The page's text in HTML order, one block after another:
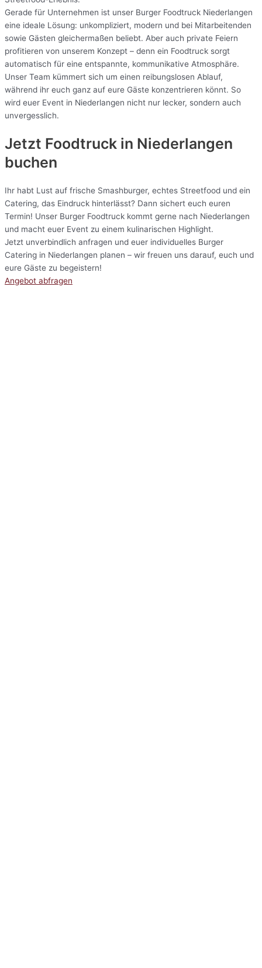
Gerade für Unternehmen ist unser Burger Foodtruck Niederlangen
eine ideale Lösung: unkompliziert, modern und bei Mitarbeitenden
sowie Gästen gleichermaßen beliebt. Aber auch private Feiern
profitieren von unserem Konzept – denn ein Foodtruck sorgt
automatisch für eine entspannte, kommunikative Atmosphäre.
Unser Team kümmert sich um einen reibungslosen Ablauf,
während ihr euch ganz auf eure Gäste konzentrieren könnt. So
wird euer Event in Niederlangen nicht nur lecker, sondern auch
unvergesslich.
Jetzt Foodtruck in Niederlangen
buchen
Ihr habt Lust auf frische Smashburger, echtes Streetfood und ein
Catering, das Eindruck hinterlässt? Dann sichert euch euren
Termin! Unser Burger Foodtruck kommt gerne nach Niederlangen
und macht euer Event zu einem kulinarischen Highlight.
Jetzt unverbindlich anfragen und euer individuelles Burger
Catering in Niederlangen planen – wir freuen uns darauf, euch und
eure Gäste zu begeistern!
Angebot abfragen